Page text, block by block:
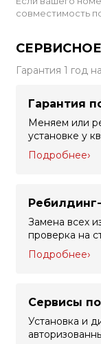
совместимость
Гарантия 1 год
Гарантия
Меняем или
установке у
Подробнее
Замена всех
проверка на
Подробнее
Сервисы
Установка и